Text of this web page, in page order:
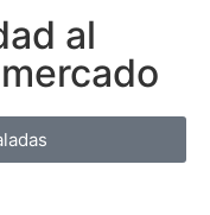
al